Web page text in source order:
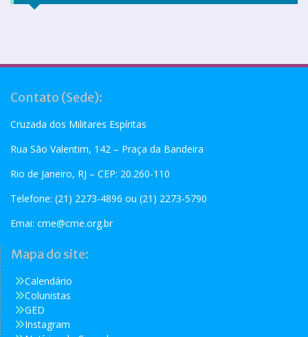
Contato (Sede):
Cruzada dos Militares Espíritas
Rua São Valentim, 142 – Praça da Bandeira
Rio de Janeiro, RJ – CEP: 20.260-110
Telefone: (21) 2273-4896 ou (21) 2273-5790
Emai: cme@cme.org.br
Mapa do site:
Calendário
Colunistas
GED
Instagram